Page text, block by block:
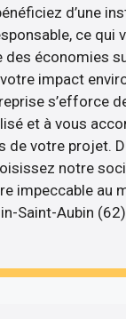
d’une
ce qui
des économies
impact
s’efforce
et à vous
de votre projet.
notre
impeccable au
Saint-Aubin